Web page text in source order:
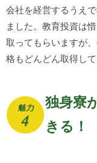
会社を経営するうえ
ました。教育投資は
取ってもらいますが
格もどんどん取得して
独身寮
きる！